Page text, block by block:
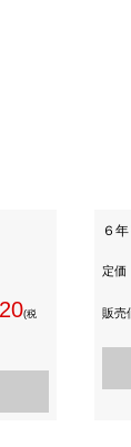
(税
６
定価
販売